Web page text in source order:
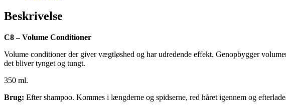
Beskrivelse
C8 – Volume Conditioner
Volume conditioner der giver vægtløshed og har udredende effekt. Genopbygger
det bliver tynget og tungt.
350 ml.
Brug: Efter shampoo. Kommes i længderne og spidserne, red håret igennem og